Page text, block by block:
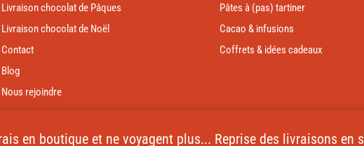
en boutique et ne voyagent plus... Reprise des livraisons en
Livraison chocolat de Pâques
Livraison chocolat de Noël
Contact
Blog
Nous rejoindre
Pâtes à (pas) tartiner
Cacao & infusions
Coffrets & idées cadeaux